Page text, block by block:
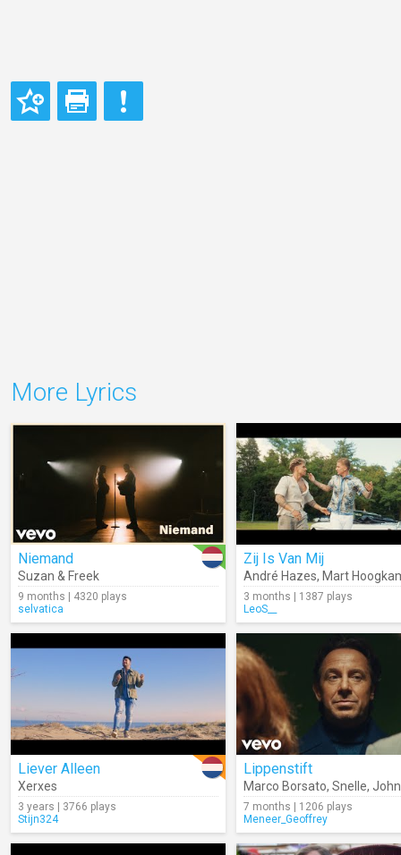
More Lyrics
Niemand
Suzan & Freek
9 months | 4320 plays
selvatica
Zij Is Van Mij
André Hazes, Mart
3 months | 1387 plays
LeoS__
Liever Alleen
Xerxes
3 years | 3766 plays
Stijn324
Lippenstift
Marco Borsato, Snelle, John
7 months | 1206 plays
Meneer_Geoffrey